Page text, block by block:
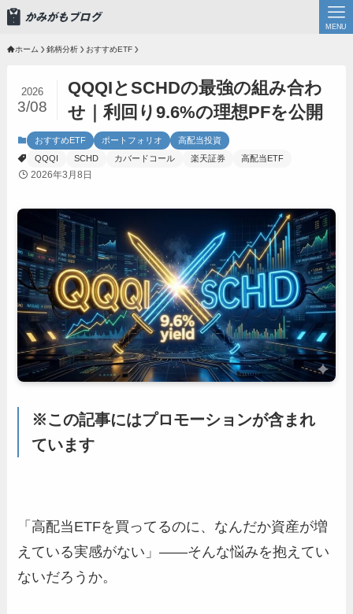
MENU
ホーム 銘柄分析 おすすめETF
QQQIとSCHDの最強の組み合わ
せ｜利回り9.6%の理想PFを公開
2026
3/08
おすすめETF ポートフォリオ
高配当投資
QQQI
SCHD カバードコール 楽天証券 高配当ETF
2026年3月8日
※この記事にはプロモーションが含まれ
ています
「高配当ETFを買ってるのに、なんだか資産が増
えている実感がない」——そんな悩みを抱えてい
ないだろうか。